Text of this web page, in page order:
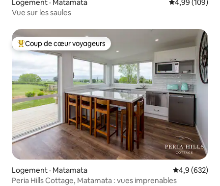
Logement · Matamata Note
4,99 (109)
Vue sur les saules
Coup de cœur voyageurs parmi les plus aimés
Coup de cœur voyageurs
Logement · Matamata Note
4,9 (632)
Peria Hills Cottage, Matamata : vues imprenables